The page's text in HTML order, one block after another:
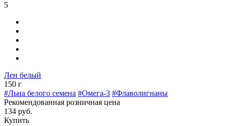
5
Лен белый
150 г
#Льна белого семена #Омега-3 #Флаволигнаны
Рекомендованная розничная цена
134 руб.
Купить